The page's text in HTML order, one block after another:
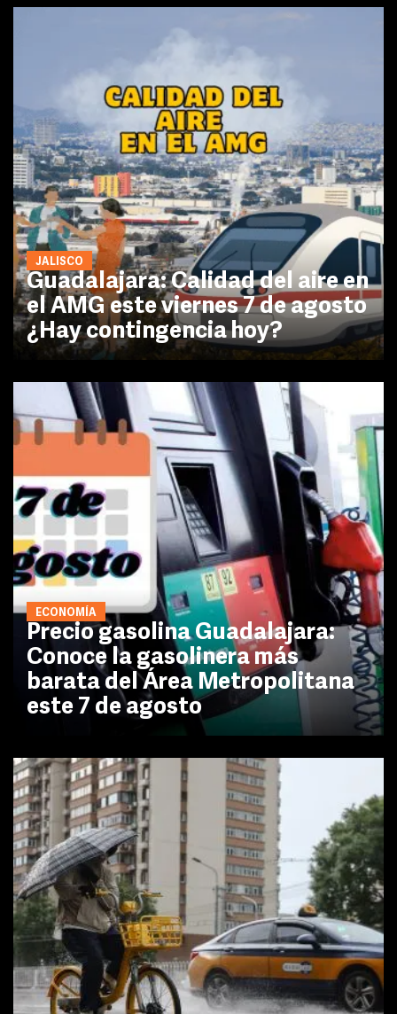
JALISCO
Guadalajara: Calidad del aire en
el AMG este viernes 7 de agosto
¿Hay contingencia hoy?
ECONOMÍA
Precio gasolina Guadalajara:
Conoce la gasolinera más
barata del Área Metropolitana
este 7 de agosto